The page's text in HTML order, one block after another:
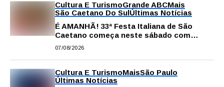
Cultura E TurismoGrande ABCMais
São Caetano Do SulÚltimas Notícias
É AMANHÃ! 33ª Festa Italiana de São
Caetano começa neste sábado com
gastronomia, música e solidariedade
07/08/2026
Cultura E TurismoMaisSão Paulo
Últimas Notícias